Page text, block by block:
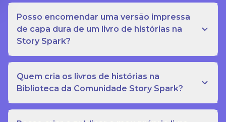
Posso encomendar uma versão impressa
de capa dura de um livro de histórias na
Story Spark?
Quem cria os livros de histórias na
Biblioteca da Comunidade Story Spark?